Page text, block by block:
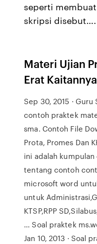
seperti
skripsi disebut….
Materi Ujian
Erat
Sep 30, 2015 ·
contoh praktek
sma. Contoh File
Prota, Promes Dan
ini adalah
tentang contoh
microsoft word
untuk
KTSP,RPP
… Soal praktek
Jan 10, 2013 · Soal